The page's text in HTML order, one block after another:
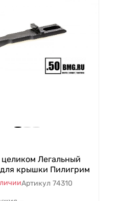
Легальный
крышки Пилигрим
Артикул 74310